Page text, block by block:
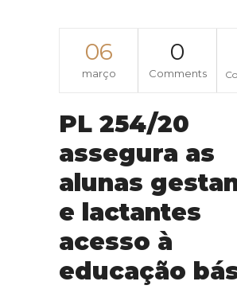
06
março
0
Comments
PL 254/20
assegura as
alunas
e lactantes
acesso à
educação